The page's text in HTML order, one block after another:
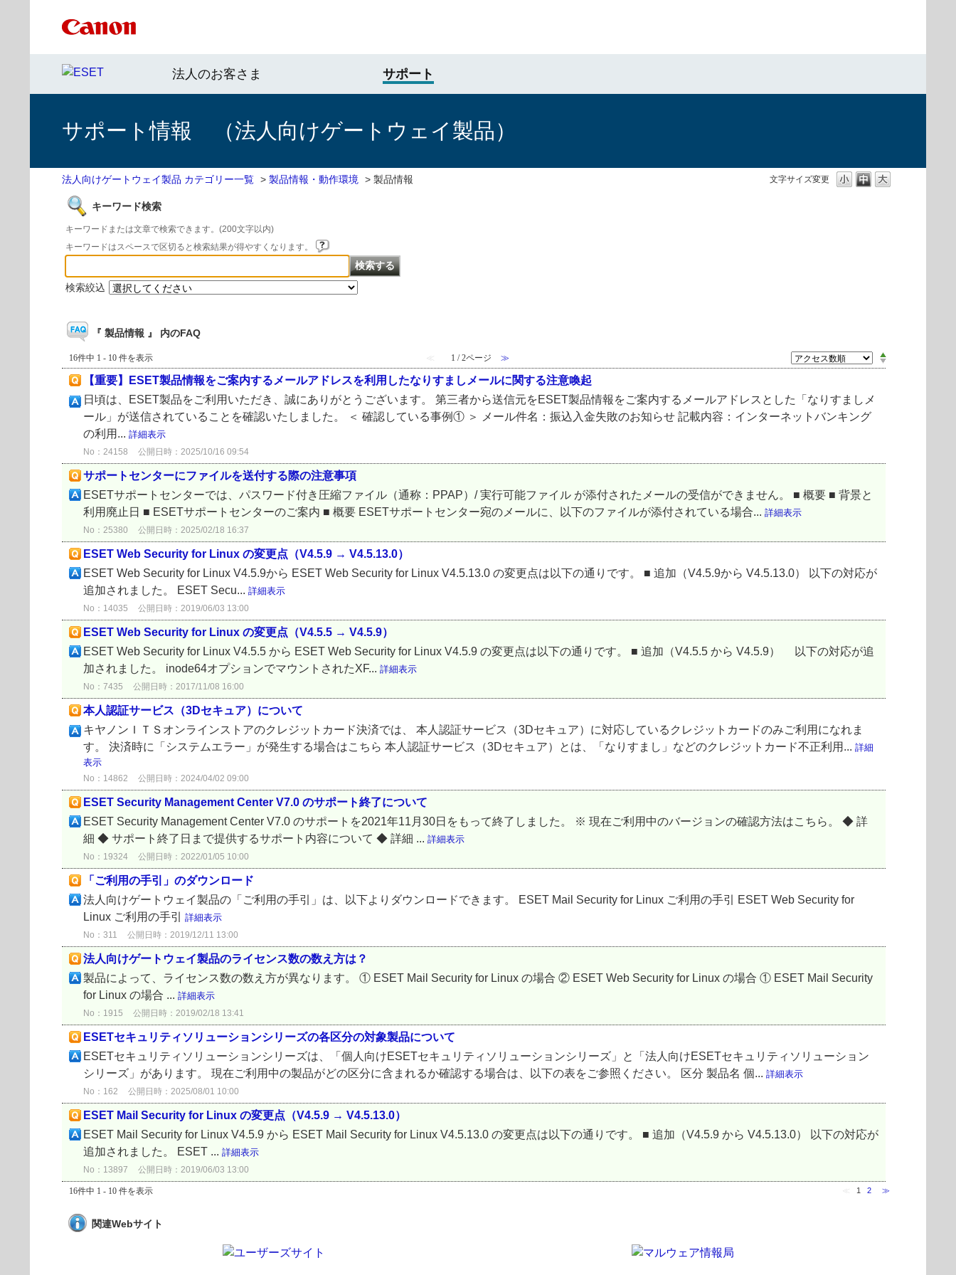
法人のお客さま サポート
サポート情報 （法人向けゲートウェイ製品）
文字サイズ変更
法人向けゲートウェイ製品 カテゴリー一覧 > 製品情報・動作環境 > 製品情報
キーワード検索
キーワードまたは文章で検索できます。(200文字以内)
キーワードはスペースで区切ると検索結果が得やすくなります。
検索絞込
『 製品情報 』 内のFAQ
16件中 1 - 10 件を表示 ≪ 1 / 2ページ ≫
【重要】ESET製品情報をご案内するメールアドレスを利用したなりすましメールに関する注意喚起
日頃は、ESET製品をご利用いただき、誠にありがとうございます。 第三者から送信元をESET製品情報をご案内するメールアドレスとした「なりすましメ
ール」が送信されていることを確認いたしました。 ＜ 確認している事例① ＞ メール件名：振込入金失敗のお知らせ 記載内容：インターネットバンキング
の利用... 詳細表示
No：24158 公開日時：2025/10/16 09:54
サポートセンターにファイルを送付する際の注意事項
ESETサポートセンターでは、パスワード付き圧縮ファイル（通称：PPAP）/ 実行可能ファイル が添付されたメールの受信ができません。 ■ 概要 ■ 背景と
利用廃止日 ■ ESETサポートセンターのご案内 ■ 概要 ESETサポートセンター宛のメールに、以下のファイルが添付されている場合... 詳細表示
No：25380 公開日時：2025/02/18 16:37
ESET Web Security for Linux の変更点（V4.5.9 → V4.5.13.0）
ESET Web Security for Linux V4.5.9から ESET Web Security for Linux V4.5.13.0 の変更点は以下の通りです。 ■ 追加（V4.5.9から V4.5.13.0） 以下の対応が
追加されました。 ESET Secu... 詳細表示
No：14035 公開日時：2019/06/03 13:00
ESET Web Security for Linux の変更点（V4.5.5 → V4.5.9）
ESET Web Security for Linux V4.5.5 から ESET Web Security for Linux V4.5.9 の変更点は以下の通りです。 ■ 追加（V4.5.5 から V4.5.9） 以下の対応が追
加されました。 inode64オプションでマウントされたXF... 詳細表示
No：7435 公開日時：2017/11/08 16:00
本人認証サービス（3Dセキュア）について
キヤノンＩＴＳオンラインストアのクレジットカード決済では、 本人認証サービス（3Dセキュア）に対応しているクレジットカードのみご利用になれま
す。 決済時に「システムエラー」が発生する場合はこちら 本人認証サービス（3Dセキュア）とは、「なりすまし」などのクレジットカード不正利用... 詳細
表示
No：14862 公開日時：2024/04/02 09:00
ESET Security Management Center V7.0 のサポート終了について
ESET Security Management Center V7.0 のサポートを2021年11月30日をもって終了しました。 ※ 現在ご利用中のバージョンの確認方法はこちら。 ◆ 詳
細 ◆ サポート終了日まで提供するサポート内容について ◆ 詳細 ... 詳細表示
No：19324 公開日時：2022/01/05 10:00
「ご利用の手引」のダウンロード
法人向けゲートウェイ製品の「ご利用の手引」は、以下よりダウンロードできます。 ESET Mail Security for Linux ご利用の手引 ESET Web Security for
Linux ご利用の手引 詳細表示
No：311 公開日時：2019/12/11 13:00
法人向けゲートウェイ製品のライセンス数の数え方は？
製品によって、ライセンス数の数え方が異なります。 ① ESET Mail Security for Linux の場合 ② ESET Web Security for Linux の場合 ① ESET Mail Security
for Linux の場合 ... 詳細表示
No：1915 公開日時：2019/02/18 13:41
ESETセキュリティソリューションシリーズの各区分の対象製品について
ESETセキュリティソリューションシリーズは、「個人向けESETセキュリティソリューションシリーズ」と「法人向けESETセキュリティソリューション
シリーズ」があります。 現在ご利用中の製品がどの区分に含まれるか確認する場合は、以下の表をご参照ください。 区分 製品名 個... 詳細表示
No：162 公開日時：2025/08/01 10:00
ESET Mail Security for Linux の変更点（V4.5.9 → V4.5.13.0）
ESET Mail Security for Linux V4.5.9 から ESET Mail Security for Linux V4.5.13.0 の変更点は以下の通りです。 ■ 追加（V4.5.9 から V4.5.13.0） 以下の対応が
追加されました。 ESET ... 詳細表示
No：13897 公開日時：2019/06/03 13:00
16件中 1 - 10 件を表示 1 2 ≫
関連Webサイト